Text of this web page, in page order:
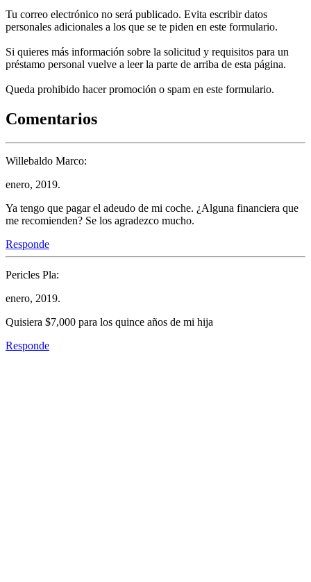
Tu correo electrónico no será publicado. Evita escribir datos
personales adicionales a los que se te piden en este formulario.
Si quieres más información sobre la solicitud y requisitos para un
préstamo personal vuelve a leer la parte de arriba de esta página.
Queda prohibido hacer promoción o spam en este formulario.
Comentarios
Willebaldo Marco:
enero, 2019.
Ya tengo que pagar el adeudo de mi coche. ¿Alguna financiera que
me recomienden? Se los agradezco mucho.
Responde
Pericles Pla:
enero, 2019.
Quisiera $7,000 para los quince años de mi hija
Responde